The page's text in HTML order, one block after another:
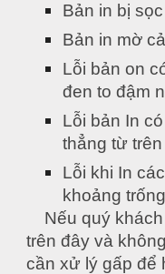
Bản in bị
Bản in mờ
Lỗi bản on
đen to đậm
Lỗi bản In
thẳng từ
Lỗi khi In
khoảng
Nếu quý
trên đây và
cần xử lý gấp để